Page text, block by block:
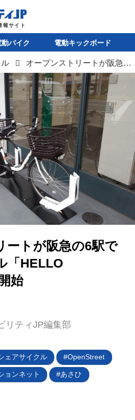
ボード
イル
動バイク 電動キックボード
オープンストリートが阪急の6駅でシェアサイクル「HELLO CYCLING」を開始
ートが阪急の6駅で
「HELLO
始
リティJP編集部
ェアサイクル OpenStreet
ョンネット あさひ